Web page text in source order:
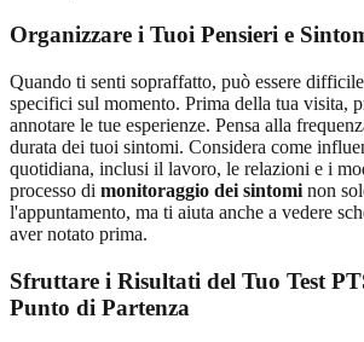
Organizzare i Tuoi Pensieri e
Quando ti senti sopraffatto, può essere
specifici sul momento. Prima della tua visita,
annotare le tue esperienze. Pensa alla
durata dei tuoi sintomi. Considera come
quotidiana, inclusi il lavoro, le relazioni e i
processo di monitoraggio dei sintomi non
l'appuntamento, ma ti aiuta anche a vedere
aver notato prima.
Sfruttare i Risultati del Tuo Test
Punto di Partenza